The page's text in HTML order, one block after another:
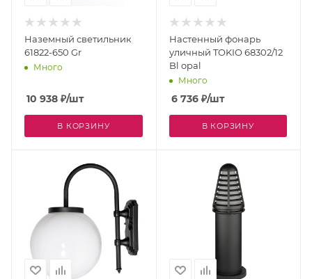
Наземный светильник
61822-650 Gr
Много
10 938 ₽/шт
В КОРЗИНУ
Настенный фонарь
уличный TOKIO 68302/12
Bl opal
Много
6 736₽/шт
В КОРЗИНУ